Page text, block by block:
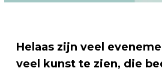
Helaas zijn veel
veel kunst te zien, die